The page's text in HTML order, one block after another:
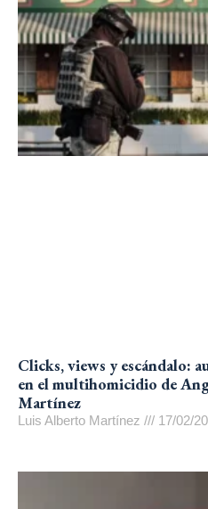
Clicks, views y escándalo:
en el multihomicidio de
Martínez
Luis Alberto Martínez 17/02/